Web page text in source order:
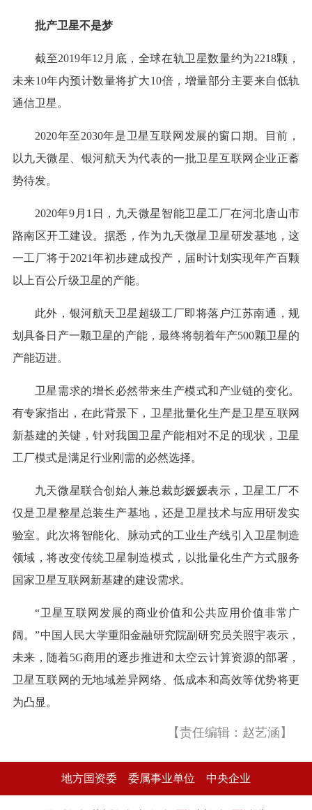
批产卫星不是梦
截至2019年12月底，全球在轨卫星数量约为2218颗，
未来10年内预计数量将扩大10倍，增量部分主要来自低轨
通信卫星。
2020年至2030年是卫星互联网发展的窗口期。目前，
以九天微星、银河航天为代表的一批卫星互联网企业正蓄
势待发。
2020年9月1日，九天微星智能卫星工厂在河北唐山市
路南区开工建设。据悉，作为九天微星卫星研发基地，这
一工厂将于2021年初步建成投产，届时计划实现年产百颗
以上百公斤级卫星的产能。
此外，银河航天卫星超级工厂即将落户江苏南通，规
划具备日产一颗卫星的产能，最终将朝着年产500颗卫星的
产能迈进。
卫星需求的增长必然带来生产模式和产业链的变化。
有专家指出，在此背景下，卫星批量化生产是卫星互联网
新基建的关键，针对我国卫星产能相对不足的现状，卫星
工厂模式是满足行业刚需的必然选择。
九天微星联合创始人兼总裁彭媛媛表示，卫星工厂不
仅是卫星整星总装生产基地，还是卫星技术与应用研发实
验室。此次将智能化、脉动式的工业生产线引入卫星制造
领域，将改变传统卫星制造模式，以批量化生产方式服务
国家卫星互联网新基建的建设需求。
“卫星互联网发展的商业价值和公共应用价值非常广
阔。”中国人民大学重阳金融研究院副研究员关照宇表示，
未来，随着5G商用的逐步推进和太空云计算资源的部署，
卫星互联网的无地域差异网络、低成本和高效等优势将更
为凸显。
【责任编辑：赵艺涵】
地方国资委 委属事业单位 中央企业